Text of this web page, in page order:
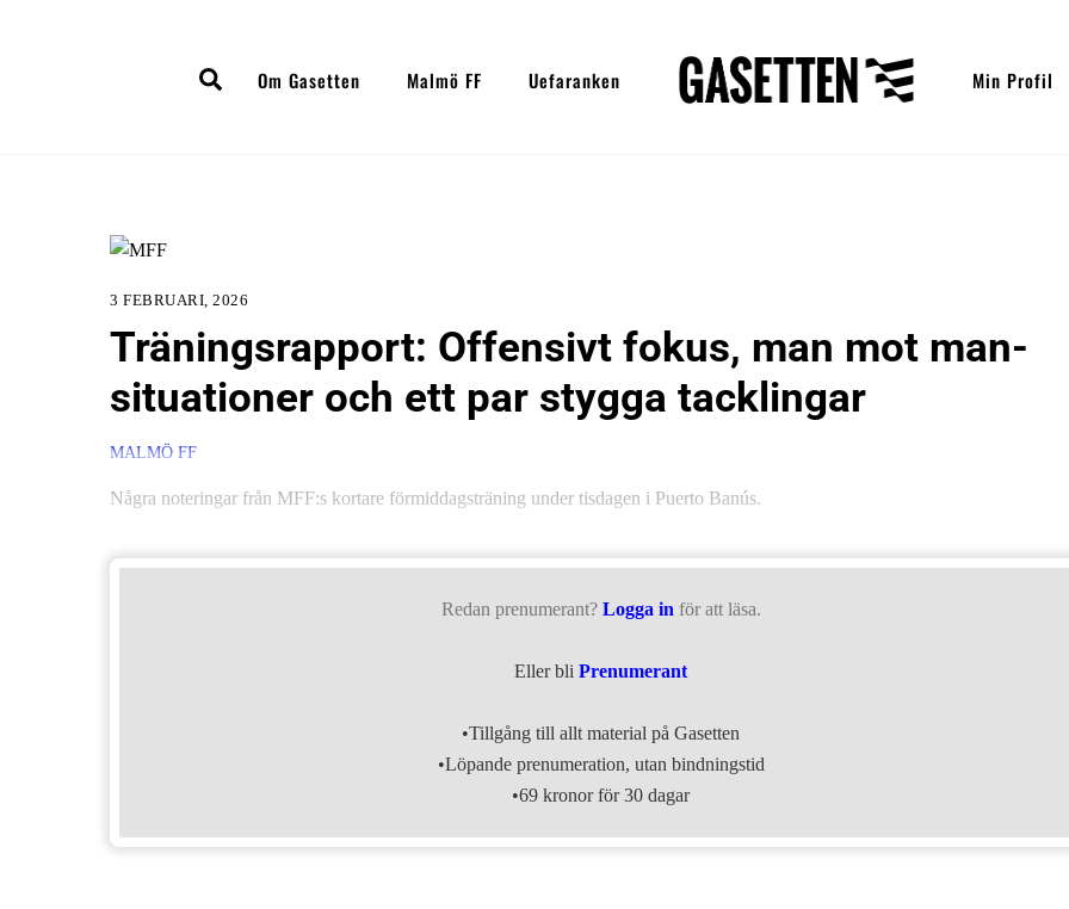
SearchOm Gasetten Malmö FF Uefaranken Min Profil
3 FEBRUARI, 2026
Träningsrapport: Offensivt fokus, man mot man-
situationer och ett par stygga tacklingar
MALMÖ FF
Några noteringar från MFF:s kortare förmiddagsträning under tisdagen i Puerto Banús.
Redan prenumerant? Logga in för att läsa.
Eller bliPrenumerant
•Tillgång till allt material på Gasetten
•Löpande prenumeration, utan bindningstid
•69 kronor för 30 dagar